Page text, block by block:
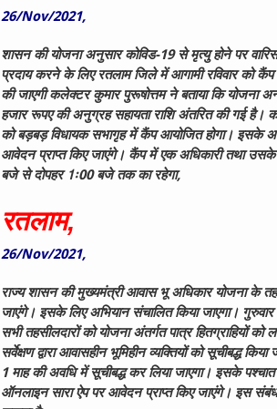
26/Nov/2021,
शासन की योजना अनुसार कोविड-19 से मृत्यु होने पर
प्रदाय करने के लिए रतलाम जिले में आगामी रविवार को
की जाएगी कलेक्टर कुमार पुरूषोत्तम ने बताया कि योजना
हजार रूपए की अनुग्रह सहायता राशि अंतरित की गई है।
को बड़बड़ विधायक सभागृह में कैंप आयोजित होगा। इसके
आवेदन प्राप्त किए जाएंगे। कैंप में एक अधिकारी तथा
बजे से दोपहर 1ः00 बजे तक का रहेगा,
रतलाम,
26/Nov/2021,
राज्य शासन की मुख्यमंत्री आवास भू अधिकार योजना के
जाएंगे। इसके लिए अभियान संचालित किया जाएगा।
सभी तहसीलदारों को योजना अंतर्गत पात्र हितग्राहियों
सर्वेक्षण द्वारा आवासहीन भूमिहीन व्यक्तियों को सूचीबद्ध
1 माह की अवधि में सूचीबद्ध कर लिया जाएगा। इसके
ऑनलाइन सारा ऐप पर आवेदन प्राप्त किए जाएंगे। इस